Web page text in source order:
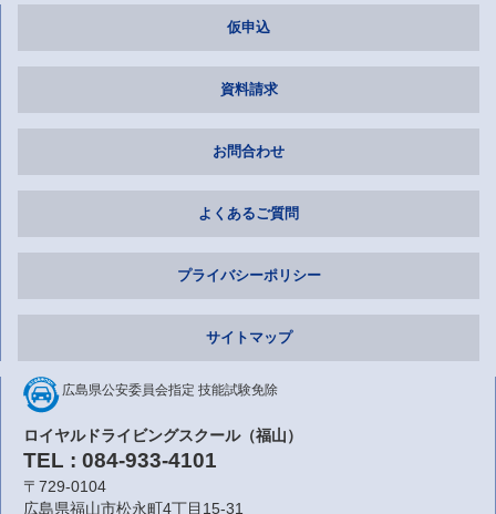
仮申込
資料請求
お問合わせ
よくあるご質問
プライバシーポリシー
サイトマップ
広島県公安委員会指定 技能試験免除
ロイヤルドライビングスクール（福山）
TEL : 084-933-4101
〒729-0104
広島県福山市松永町4丁目15-31